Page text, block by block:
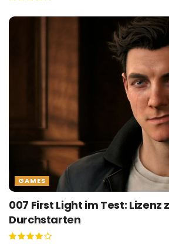
GAMES
007 First Light im Test: Lizenz
Durchstarten